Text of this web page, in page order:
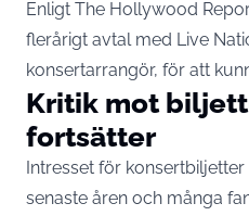
Enligt The Hollywood
flerårigt avtal med Live
konsertarrangör, för att
Kritik mot
fortsätter
Intresset för
senaste åren och många